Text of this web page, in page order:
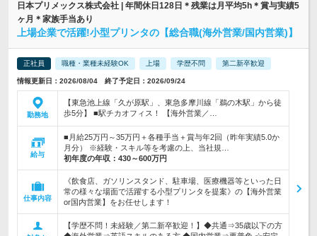
日本プリメックス株式会社 | 年間休日128日＊残業は月平均5h＊賞与実績5
ヶ月＊家族手当あり
上場企業で活躍!小型プリンタの【総合職(海外営業/国内営業)】
正社員 職種・業種未経験OK 上場 学歴不問 第二新卒歓迎
情報更新日：2026/08/04 終了予定日：2026/09/24
勤務地
【東急池上線「久が原駅」、東急多摩川線「鵜の木駅」から徒
歩5分】 ■駅チカオフィス！ 【海外営業／…
給与
■月給25万円～35万円＋各種手当＋賞与年2回（昨年実績5.0か
月分） ※経験・スキル等を考慮の上、当社規…
初年度の年収： 430～600万円
仕事内容
《飲食店、ガソリンスタンド、駐車場、医療機器等といった日
常の様々な場面で活躍する小型プリンタを提案》の【海外営業
or国内営業】をお任せします！
【学歴不問！未経験／第二新卒歓迎！】◆共通⇒35歳以下の方